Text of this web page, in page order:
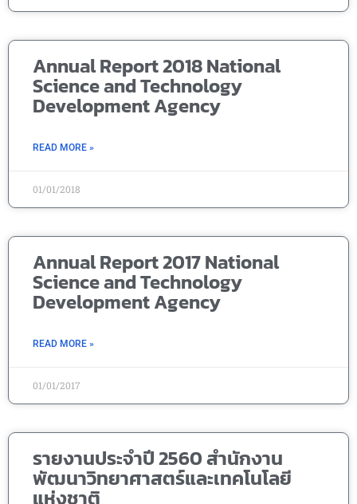
Annual Report 2018 National
Science and Technology
Development Agency
READ MORE »
01/01/2018
Annual Report 2017 National
Science and Technology
Development Agency
READ MORE »
01/01/2017
รายงานประจำปี 2560 สำนักงาน
พัฒนาวิทยาศาสตร์และเทคโนโลยี
แห่งชาติ